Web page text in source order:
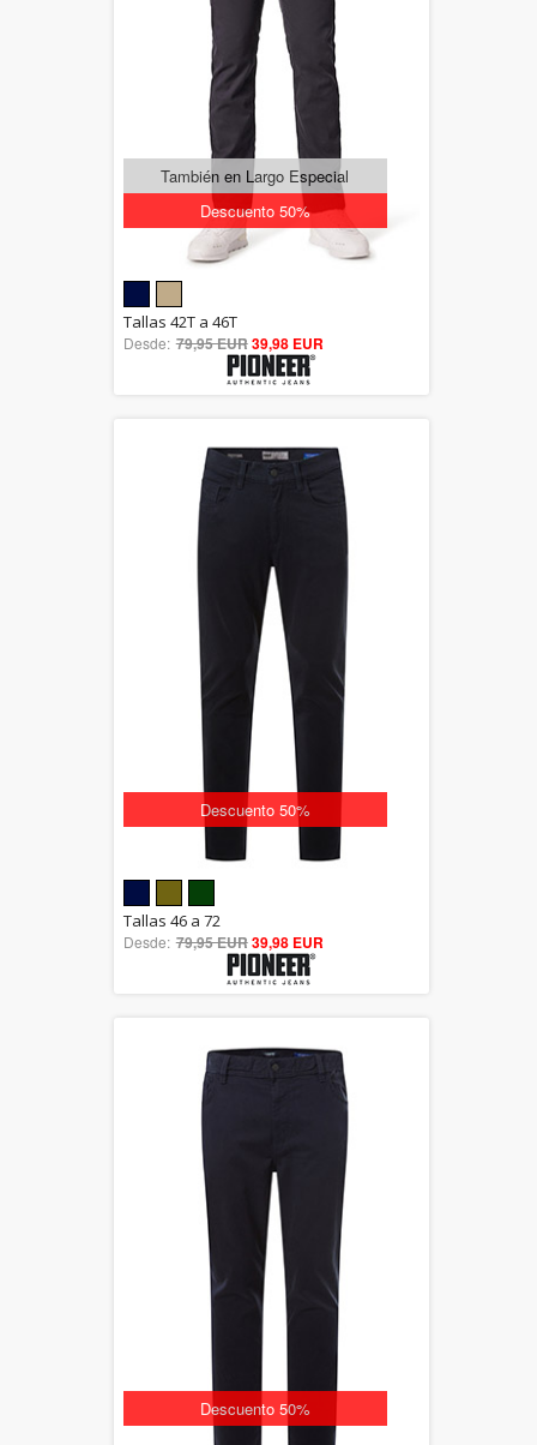
Descuento 50%
También en Largo Especial
5.00
out of 5
Tallas 42T a 46T
Desde: 79,95 EUR39,98 EUR
Descuento 50%
out of 5
Tallas 46 a 72
Desde: 79,95 EUR39,98 EUR
Descuento 50%